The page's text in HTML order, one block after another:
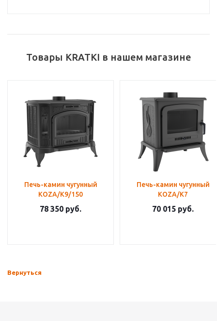
Товары KRATKI в нашем магазине
Печь-камин чугунный
KOZA/K9/150
78 350 руб.
Печь-камин чугунный
KOZA/K7
70 015 руб.
Вернуться